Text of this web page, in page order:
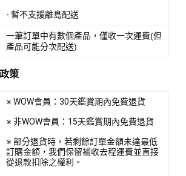
- 暫不支援離島配送
一筆訂單中有數個產品，僅收一次運費(但
產品可能分次配送)
策
※ WOW會員：30天鑑賞期內免費退貨
※ 非WOW會員：15天鑑賞期內免費退貨
※ 部分退貨時，若剩餘訂單金額未達最低
訂購金額，我們保留補收去程運費並直接
從退款扣除之權利。